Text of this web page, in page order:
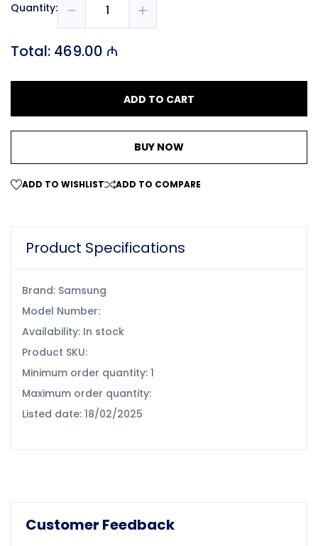
Quantity:
Total: 469.00 ₼
ADD TO CART
BUY NOW
ADD TO WISHLIST ADD TO COMPARE
Product Specifications
Brand: Samsung
Model Number:
Availability: In stock
Product SKU:
Minimum order quantity: 1
Maximum order quantity:
Listed date: 18/02/2025
Customer Feedback